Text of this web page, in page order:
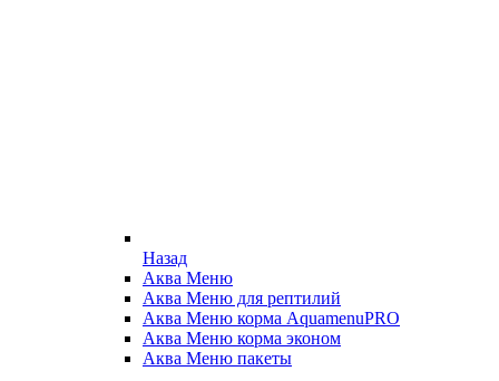
Назад
Аква Меню
Аква Меню для рептилий
Аква Меню корма AquamenuPRO
Аква Меню корма эконом
Аква Меню пакеты